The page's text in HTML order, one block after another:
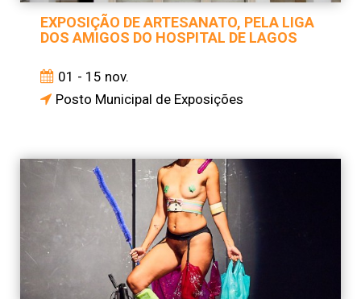
EXPOSIÇÃO DE ARTESANATO, PELA LIGA
DOS AMIGOS DO HOSPITAL DE LAGOS
01 - 15 nov.
Posto Municipal de Exposições